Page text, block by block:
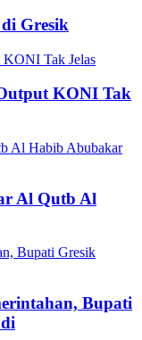
Gresik
KONI Tak
Al Qutb Al
Bupati